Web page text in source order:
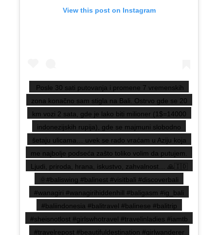
View this post on Instagram
Posle 30 sati putovanja i promene 7 vremenskih
zona konačno sam stigla na Bali. Ostrvo gde se 20
km vozi 2 sata, gde je lako biti milioner (1$=14000
indonezijskih rupija), gde se majmuni slobodno
šetaju ulicama… uvek se rado vraćam u Aziju koja
me najbolje podseća zašto toliko volim da putujem.
Ljudi, priroda, hrana, iskustvo, zahvalnost… 🙏🇮🇩
🌞#baliswing #balinest #visitbali #discoverbali
#wanagiri #wanagirihiddenhill #baligasm #ig_bali
#baliindonesia #balitravel #balinese #balitrip
#sheisnotlost #girlswhotravel #travelinladies #iamtb
#travelrepost #beautifuldestination #girlwanderer